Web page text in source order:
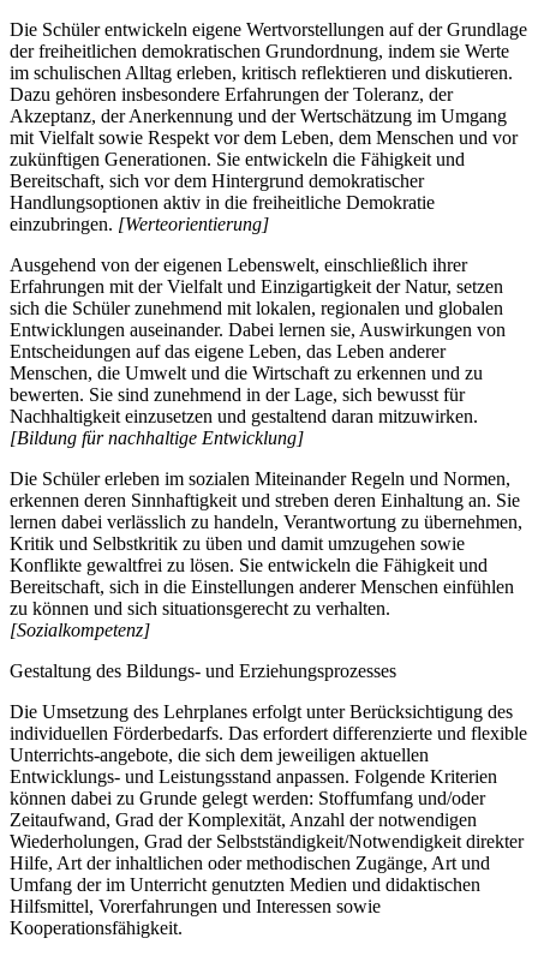
Die Schüler entwickeln eigene Wertvorstellungen auf der Grundlage
der freiheitlichen demokratischen Grundordnung, indem sie Werte
im schulischen Alltag erleben, kritisch reflektieren und diskutieren.
Dazu gehören insbesondere Erfahrungen der Toleranz, der
Akzeptanz, der Anerkennung und der Wertschätzung im Umgang
mit Vielfalt sowie Respekt vor dem Leben, dem Menschen und vor
zukünftigen Generationen. Sie entwickeln die Fähigkeit und
Bereitschaft, sich vor dem Hintergrund demokratischer
Handlungsoptionen aktiv in die freiheitliche Demokratie
einzubringen. [Werteorientierung]
Ausgehend von der eigenen Lebenswelt, einschließlich ihrer
Erfahrungen mit der Vielfalt und Einzigartigkeit der Natur, setzen
sich die Schüler zunehmend mit lokalen, regionalen und globalen
Entwicklungen auseinander. Dabei lernen sie, Auswirkungen von
Entscheidungen auf das eigene Leben, das Leben anderer
Menschen, die Umwelt und die Wirtschaft zu erkennen und zu
bewerten. Sie sind zunehmend in der Lage, sich bewusst für
Nachhaltigkeit einzusetzen und gestaltend daran mitzuwirken.
[Bildung für nachhaltige Entwicklung]
Die Schüler erleben im sozialen Miteinander Regeln und Normen,
erkennen deren Sinnhaftigkeit und streben deren Einhaltung an. Sie
lernen dabei verlässlich zu handeln, Verantwortung zu übernehmen,
Kritik und Selbstkritik zu üben und damit umzugehen sowie
Konflikte gewaltfrei zu lösen. Sie entwickeln die Fähigkeit und
Bereitschaft, sich in die Einstellungen anderer Menschen einfühlen
zu können und sich situationsgerecht zu verhalten.
[Sozialkompetenz]
Gestaltung des Bildungs- und Erziehungsprozesses
Die Umsetzung des Lehrplanes erfolgt unter Berücksichtigung des
individuellen Förderbedarfs. Das erfordert differenzierte und flexible
Unterrichts-angebote, die sich dem jeweiligen aktuellen
Entwicklungs- und Leistungsstand anpassen. Folgende Kriterien
können dabei zu Grunde gelegt werden: Stoffumfang und/oder
Zeitaufwand, Grad der Komplexität, Anzahl der notwendigen
Wiederholungen, Grad der Selbstständigkeit/Notwendigkeit direkter
Hilfe, Art der inhaltlichen oder methodischen Zugänge, Art und
Umfang der im Unterricht genutzten Medien und didaktischen
Hilfsmittel, Vorerfahrungen und Interessen sowie
Kooperationsfähigkeit.